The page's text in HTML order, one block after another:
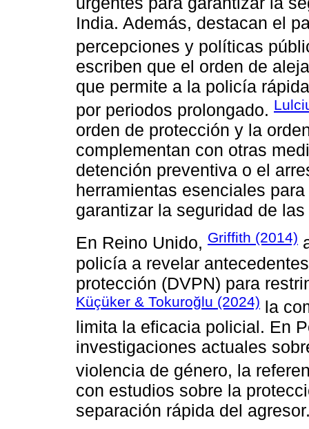
India. Además, destacan el
percepciones y políticas
escriben que el orden de
que permite a la policía
por periodos prolongado.
orden de protección y la
complementan con otras
detención preventiva o el
herramientas esenciales
garantizar la seguridad de
En Reino Unido, Griffith (2014)
policía a revelar
protección (DVPN) para
Küçüker & Tokuroğlu (2024) la
limita la eficacia policial. En
investigaciones actuales
violencia de género, la
con estudios sobre la
separación rápida del